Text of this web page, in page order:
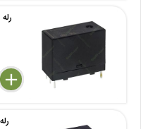
delete
remove
add